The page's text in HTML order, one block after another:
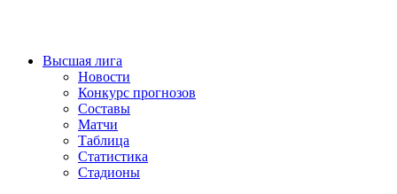
Высшая лига
Новости
Конкурс прогнозов
Составы
Матчи
Таблица
Статистика
Стадионы